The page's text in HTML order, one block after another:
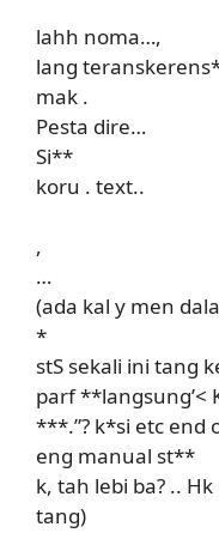
lahh noma…,
lang
mak .
Pesta dire…
Si**
koru . text..
,
…
(ada kal y men
*
stS sekali ini tang
parf **langsung’<
***.”? k*si etc end
eng manual st**
k, tah lebi ba? ..
tang)